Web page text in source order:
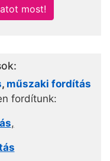
most!
, műszaki fordítás
fordítunk:
,